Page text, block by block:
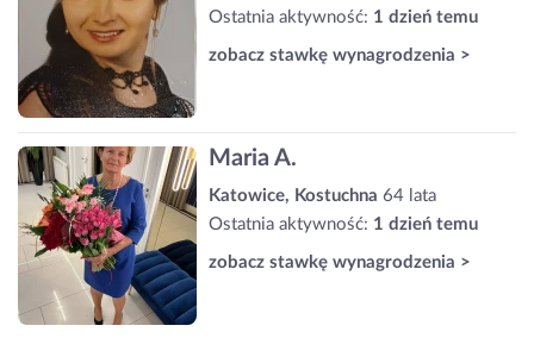
Ostatnia aktywność: 1 dzień temu
zobacz stawkę wynagrodzenia >
Maria A.
Katowice, Kostuchna 64 lata
Ostatnia aktywność: 1 dzień temu
zobacz stawkę wynagrodzenia >